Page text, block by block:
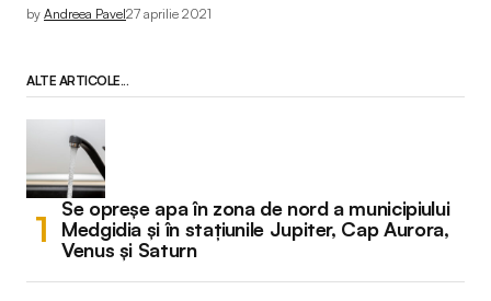
by Andreea Pavel27 aprilie 2021
ALTE ARTICOLE...
Se opreșe apa în zona de nord a municipiului
Medgidia și în stațiunile Jupiter, Cap Aurora,
Venus și Saturn